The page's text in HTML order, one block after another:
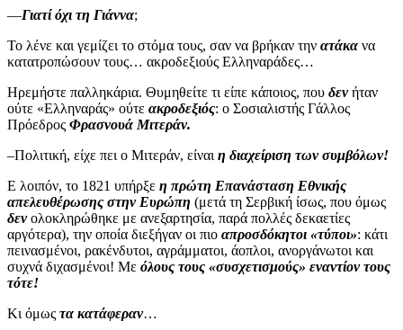
—Γιατί όχι τη Γιάννα;
Το λένε και γεμίζει το στόμα τους, σαν να βρήκαν την ατάκα να
κατατροπώσουν τους… ακροδεξιούς Ελληναράδες…
Ηρεμήστε παλληκάρια. Θυμηθείτε τι είπε κάποιος, που δενήταν
ούτε «Ελληναράς» ούτε ακροδεξιός: ο Σοσιαλιστής Γάλλος
Πρόεδρος Φρασνουά Μιτεράν.
–Πολιτική, είχε πει ο Μιτεράν, είναι η διαχείριση των συμβόλων!
Ε λοιπόν, το 1821 υπήρξε η πρώτη Επανάσταση Εθνικής
απελευθέρωσης στην Ευρώπη (μετά τη Σερβική ίσως, που όμως
δενολοκληρώθηκε με ανεξαρτησία, παρά πολλές δεκαετίες
αργότερα), την οποία διεξήγαν οι πιο απροσδόκητοι «τύποι»: κάτι
πεινασμένοι, ρακένδυτοι, αγράμματοι, άοπλοι, ανοργάνωτοι και
συχνά διχασμένοι! Με όλους τους «συσχετισμούς» εναντίον τους
τότε!
Κι όμως τα κατάφεραν…